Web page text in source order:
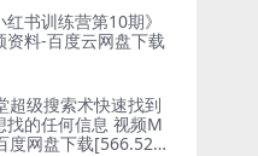
红书训练营第10期》
资料-百度云网盘下载
超级搜索术快速找到
找的任何信息 视频M
度网盘下载[566.52M